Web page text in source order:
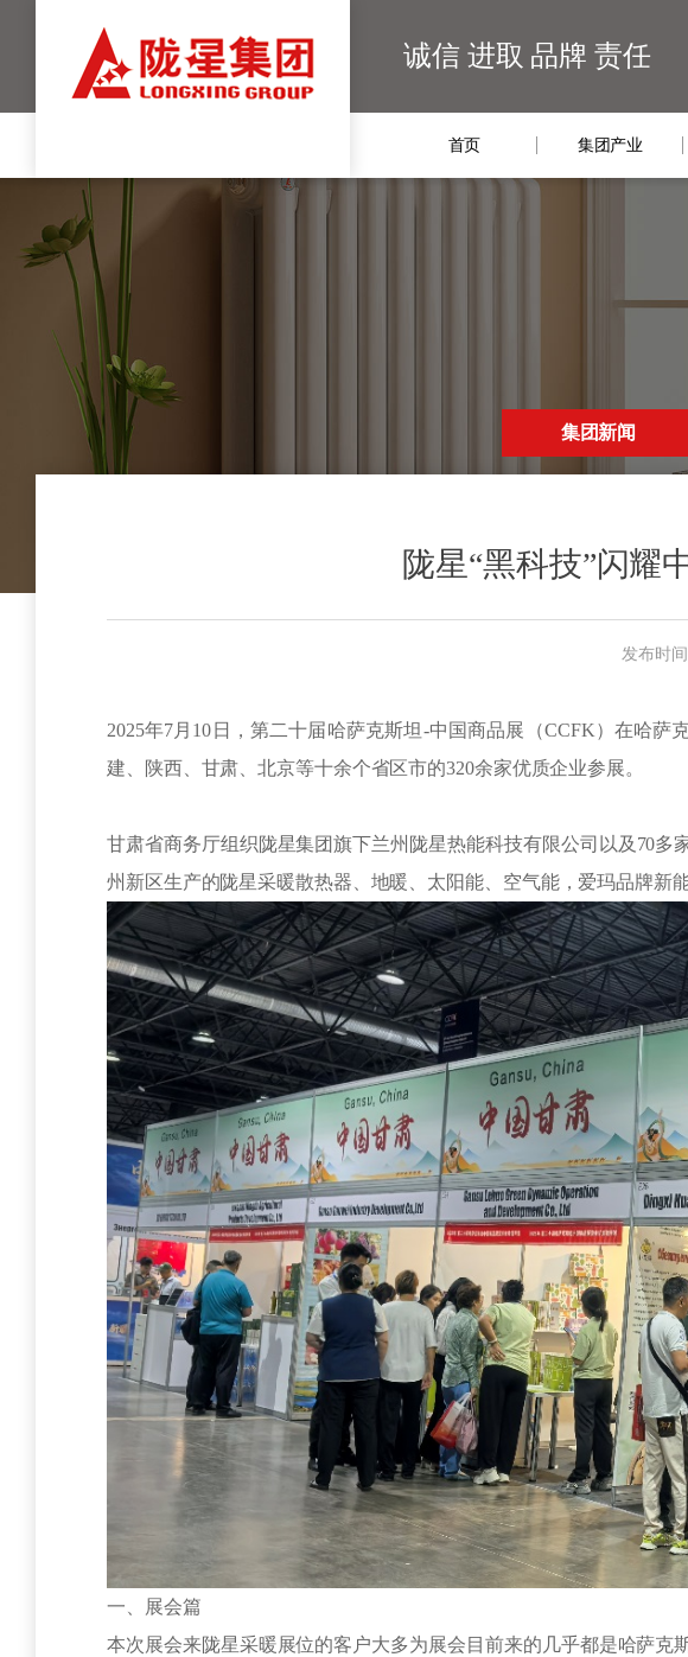
诚信 进取 品牌 责任
首页 集团产业
集团新闻
陇星“黑科技”闪耀
发布时
2025年7月10日，第二十届哈萨克斯坦-中国商品展（CCFK）在哈
建、陕西、甘肃、北京等十余个省区市的320余家优质企业参展。
甘肃省商务厅组织陇星集团旗下兰州陇星热能科技有限公司以及70
州新区生产的陇星采暖散热器、地暖、太阳能、空气能，爱玛品牌新
一、展会篇
本次展会来陇星采暖展位的客户大多为展会目前来的几乎都是哈萨克